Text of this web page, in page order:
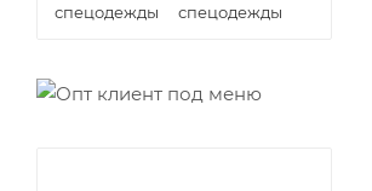
спецодежды